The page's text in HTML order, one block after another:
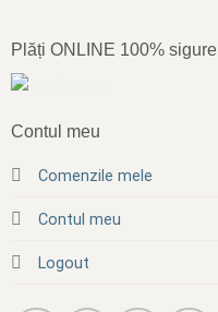
Plăți ONLINE 100% sigure
Contul meu
Comenzile mele
Contul meu
Logout